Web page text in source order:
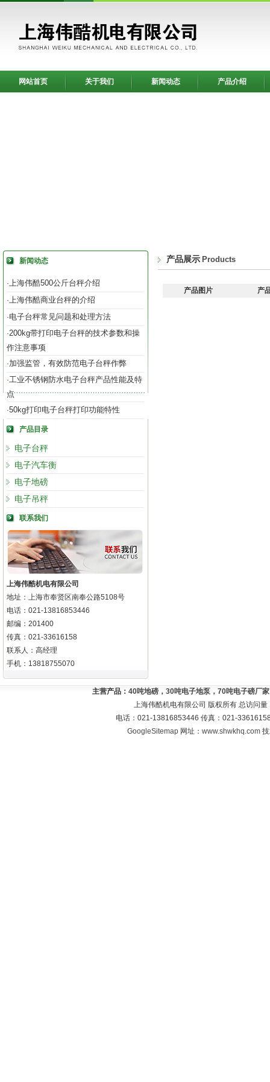
网站首页 关于我们 新闻动态 产品介绍
新闻动态
·上海伟酷500公斤台秤介绍
·上海伟酷商业台秤的介绍
·电子台秤常见问题和处理方法
·200kg带打印电子台秤的技术参数和操
作注意事项
·加强监管，有效防范电子台秤作弊
·工业不锈钢防水电子台秤产品性能及特
点
·50kg打印电子台秤打印功能特性
产品目录
电子台秤
电子汽车衡
电子地磅
电子吊秤
联系我们
上海伟酷机电有限公司
地址：上海市奉贤区南奉公路5108号
电话：021-13816853446
邮编：201400
传真：021-33616158
联系人：高经理
手机：13818755070
产品展示 Products
产品图片 产
主营产品： 40吨地磅，30吨电子地泵，70吨电子磅厂
上海伟酷机电有限公司 版权所有 总访问量
电话：021-13816853446 传真：021-
GoogleSitemap 网址：www.shwkhq.com